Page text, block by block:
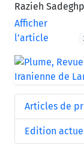
Razieh
Afficher
l’article
Articles de
Edition